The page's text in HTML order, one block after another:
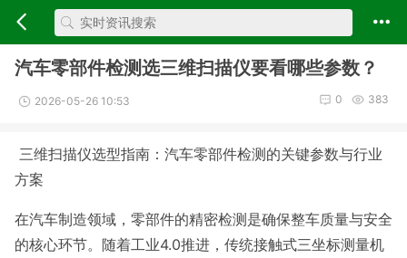
汽车零部件检测选三维扫描仪要看哪些参数？
2026-05-26 10:53 383
0
三维扫描仪选型指南：汽车零部件检测的关键参数与行业
方案
在汽车制造领域，零部件的精密检测是确保整车质量与安全
的核心环节。随着工业4.0推进，传统接触式三坐标测量机